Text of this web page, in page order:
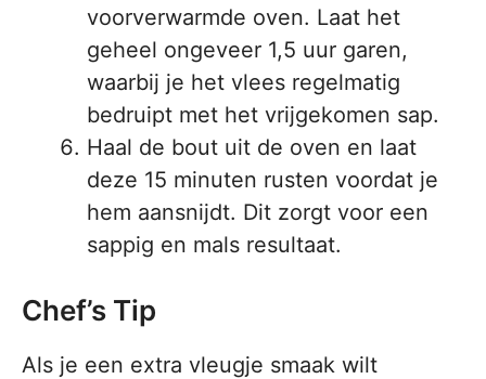
voorverwarmde oven. Laat het
geheel ongeveer 1,5 uur garen,
waarbij je het vlees regelmatig
bedruipt met het vrijgekomen sap.
Haal de bout uit de oven en laat
deze 15 minuten rusten voordat je
hem aansnijdt. Dit zorgt voor een
sappig en mals resultaat.
Chef’s Tip
Als je een extra vleugje smaak wilt